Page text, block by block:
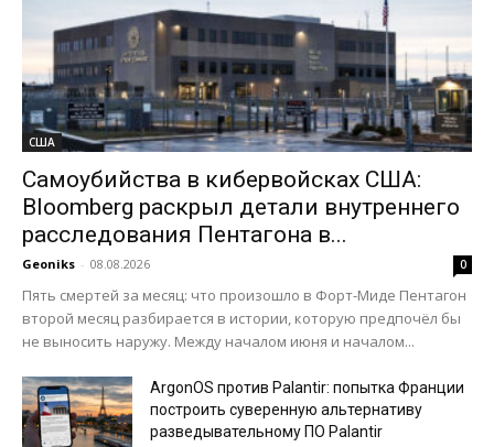
США
Самоубийства в кибервойсках США:
Bloomberg раскрыл детали внутреннего
расследования Пентагона в...
Geoniks - 08.08.2026 0
Пять смертей за месяц: что произошло в Форт-Миде Пентагон
второй месяц разбирается в истории, которую предпочёл бы
не выносить наружу. Между началом июня и началом...
ArgonOS против Palantir: попытка Франции
построить суверенную альтернативу
разведывательному ПО Palantir